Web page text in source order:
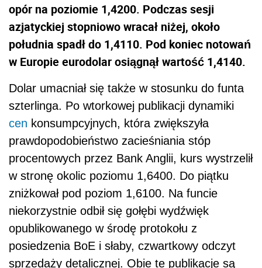
opór na poziomie 1,4200. Podczas sesji
azjatyckiej stopniowo wracał niżej, około
południa spadł do 1,4110. Pod koniec notowań
w Europie eurodolar osiągnął wartość 1,4140.
Dolar umacniał się także w stosunku do funta
szterlinga. Po wtorkowej publikacji dynamiki
cen konsumpcyjnych, która zwiększyła
prawdopodobieństwo zacieśniania stóp
procentowych przez Bank Anglii, kurs wystrzelił
w stronę okolic poziomu 1,6400. Do piątku
zniżkował pod poziom 1,6100. Na funcie
niekorzystnie odbił się gołębi wydźwięk
opublikowanego w środę protokołu z
posiedzenia BoE i słaby, czwartkowy odczyt
sprzedaży detalicznej. Obie te publikacje są